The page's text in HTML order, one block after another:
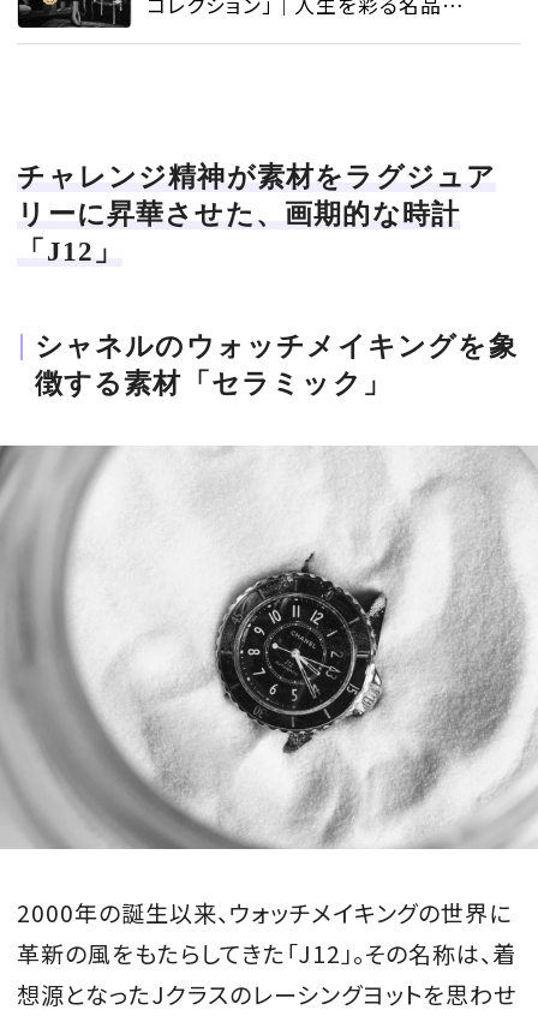
チャレンジ精神が素材をラグジュア
リーに昇華させた、画期的な時計
「J12」
シャネルのウォッチメイキングを象
徴する素材「セラミック」
2000年の誕生以来、ウォッチメイキングの世界に
革新の風をもたらしてきた「J12」。その名称は、着
想源となったJクラスのレーシングヨットを思わせ